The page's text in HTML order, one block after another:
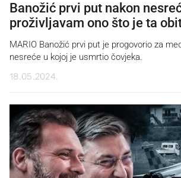
Banožić prvi put nakon
proživljavam ono što je ta
MARIO Banožić prvi put je progovorio za
nesreće u kojoj je usmrtio čovjeka.
18.05.2024.